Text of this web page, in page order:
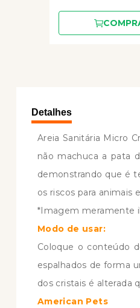
Detalhes
Areia Sanitária Micro
não machuca a pata
demonstrando que é
os riscos para animais
*Imagem meramente
Modo de usar:
Coloque o conteúdo
espalhados de forma
dos cristais é alterada
American Pets